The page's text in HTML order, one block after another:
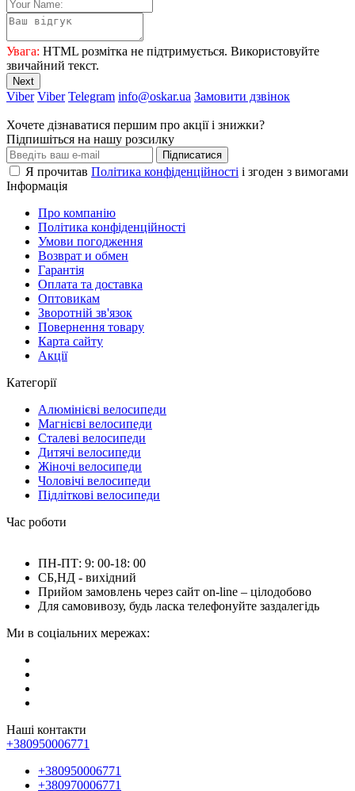
Увага: HTML розмітка не підтримується. Використовуйте
звичайний текст.
Next
Viber Viber Telegram info@oskar.ua Замовити дзвінок
Хочете дізнаватися першим про акції і знижки?
Підпишіться на нашу розсилку
Підписатися
Я прочитав Політика конфіденційності і згоден з вимогами
Інформація
Про компанію
Політика конфіденційності
Умови погодження
Возврат и обмен
Гарантія
Оплата та доставка
Оптовикам
Зворотній зв'язок
Повернення товару
Карта сайту
Акції
Категорії
Алюмінієві велосипеди
Магнієві велосипеди
Сталеві велосипеди
Дитячі велосипеди
Жіночі велосипеди
Чоловічі велосипеди
Підліткові велосипеди
Час роботи
ПН-ПТ: 9: 00-18: 00
СБ,НД - вихідний
Прийом замовлень через сайт on-line – цілодобово
Для самовивозу, будь ласка телефонуйте заздалегідь
Ми в соціальних мережах:
Наші контакти
+380950006771
+380950006771
+380970006771